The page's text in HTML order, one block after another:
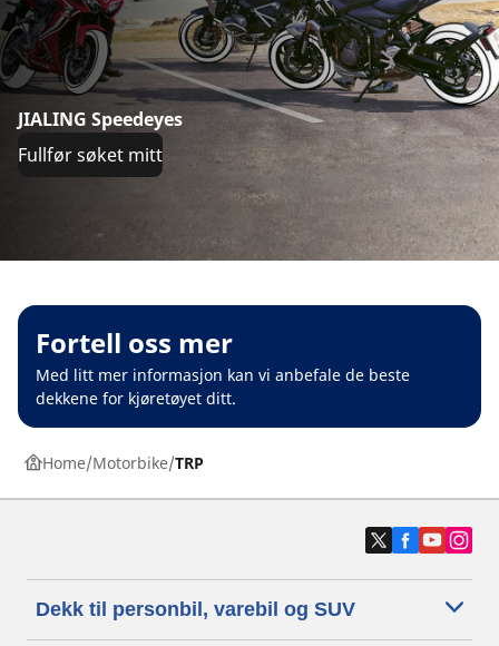
JIALING Speedeyes
Fullfør søket mitt
Fortell oss mer
Med litt mer informasjon kan vi anbefale de beste
dekkene for kjøretøyet ditt.
Home Motorbike TRP
Dekk til personbil, varebil og SUV